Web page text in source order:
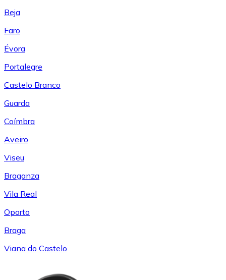
Beja
Faro
Évora
Portalegre
Castelo Branco
Guarda
Coímbra
Aveiro
Viseu
Braganza
Vila Real
Oporto
Braga
Viana do Castelo